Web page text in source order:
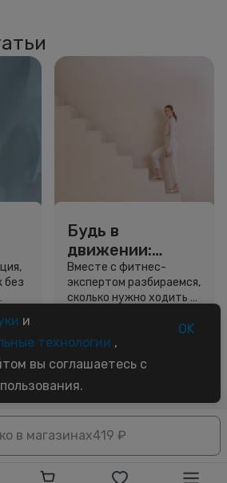
в магазинах419 ₽
без
Будь в
движении:
сколько нужно
шагов для
красоты и
Вместе с фитнес-
экспертом разбираемся,
сколько нужно ходить и
5 минут
и
технологии ,
вы соглашаетесь с
OK